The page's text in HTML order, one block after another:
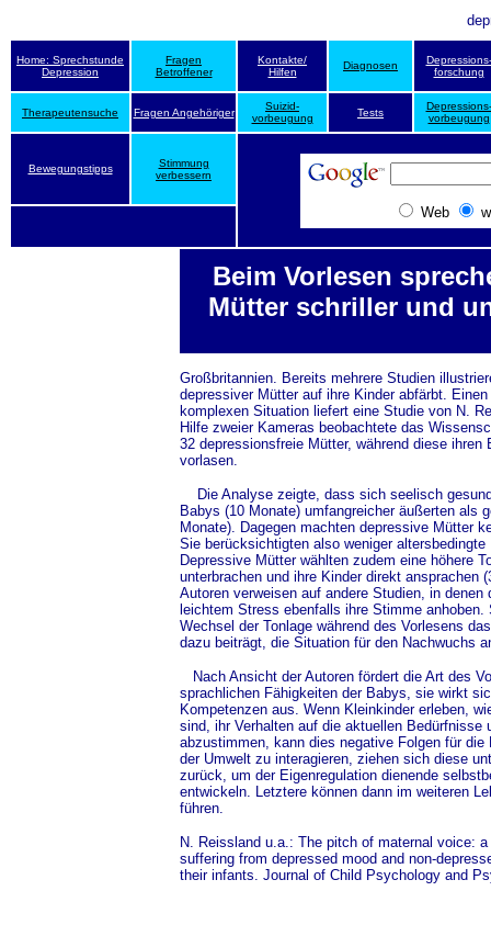
Home: Sprechstunde
Depression
Fragen
Betroffener
Kontakte/
Hilfen
Diagnosen
Depressions-
forschung
Therapeutensuche Fragen Angehöriger
Suizid-
vorbeugung
Tests
Depressions-
vorbeugung
Bewegungstipps
Stimmung
verbessern
Web
Beim Vorlesen
Mütter schriller und
Großbritannien. Bereits mehrere Studien
depressiver Mütter auf ihre Kinder abfärbt.
komplexen Situation liefert eine Studie von N.
Hilfe zweier Kameras beobachtete das
32 depressionsfreie Mütter, während diese ihren
vorlasen.
Die Analyse zeigte, dass sich seelisch
Babys (10 Monate) umfangreicher äußerten als
Monate). Dagegen machten depressive Mütter
Sie berücksichtigten also weniger altersbedingte
Depressive Mütter wählten zudem eine höhere
unterbrachen und ihre Kinder direkt ansprachen
Autoren verweisen auf andere Studien, in denen
leichtem Stress ebenfalls ihre Stimme
Wechsel der Tonlage während des Vorlesens
dazu beiträgt, die Situation für den Nachwuchs
Nach Ansicht der Autoren fördert die Art des
sprachlichen Fähigkeiten der Babys, sie wirkt
Kompetenzen aus. Wenn Kleinkinder erleben,
sind, ihr Verhalten auf die aktuellen Bedürfnisse
abzustimmen, kann dies negative Folgen für
der Umwelt zu interagieren, ziehen sich diese
zurück, um der Eigenregulation dienende
entwickeln. Letztere können dann im weiteren
führen.
N. Reissland u.a.: The pitch of maternal voice:
suffering from depressed mood and non-
their infants. Journal of Child Psychology and